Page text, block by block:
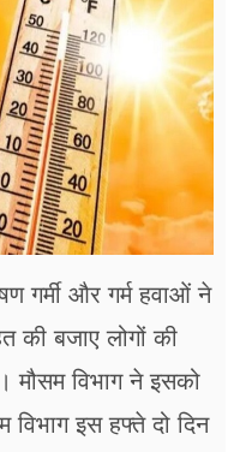
गर्मी और गर्म हवाओं ने
की बजाए लोगों की
मौसम विभाग ने इसको
विभाग इस हफ्ते दो दिन